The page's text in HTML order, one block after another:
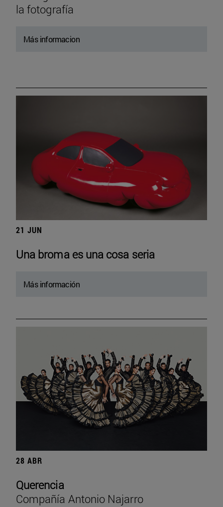
la fotografía
Más informacion
21 JUN
Una broma es una cosa seria
Más información
28 ABR
Querencia
Compañía Antonio Najarro